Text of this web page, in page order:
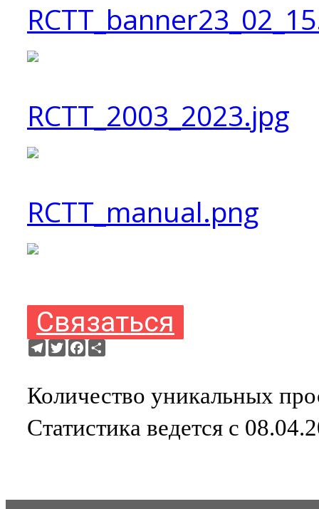
RCTT_2003_2023.jpg
RCTT_manual.png
Связаться
Telegram
TwitterFacebook
Количество уникальных
Статистика ведется с